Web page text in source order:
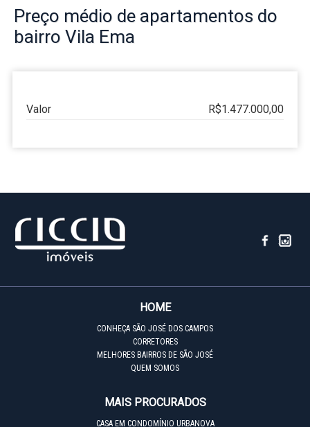
Preço médio de apartamentos do
bairro Vila Ema
Valor R$1.477.000,00
HOME
CONHEÇA SÃO JOSÉ DOS CAMPOS
CORRETORES
MELHORES BAIRROS DE SÃO JOSÉ
QUEM SOMOS
MAIS PROCURADOS
CASA EM CONDOMÍNIO URBANOVA